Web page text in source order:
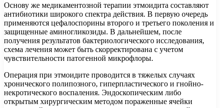
Основу же медикаментозной терапии этмоидита составляют
антибиотики широкого спектра действия. В первую очередь
применяются цефалоспорины второго и третьего поколения и
защищенные аминогликозиды. В дальнейшем, после
получения результатов бактериологического исследования,
схема лечения может быть скорректирована с учетом
чувствительности патогенной микрофлоры.
Операция при этмоидите проводится в тяжелых случаях
хронического полипозного, гиперпластического и гнойно-
некротического воспаления. Эндоскопическим либо
открытым хирургическим методом пораженные ячейки